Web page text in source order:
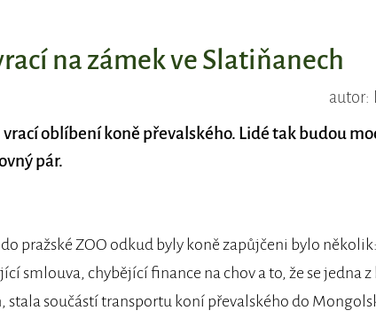
na zámek ve Slatiňanech
autor:
oblíbení koně převalského. Lidé tak budou
pár.
pražské ZOO odkud byly koně zapůjčeni bylo několik:
smlouva, chybějící finance na chov a to, že se jedna z
stala součástí transportu koní převalského do